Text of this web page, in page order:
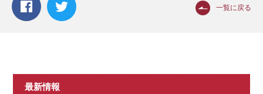
一覧に戻る
最新情報